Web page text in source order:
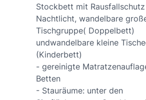
Stockbett mit
Nachtlicht, wandelbare
Tischgruppe( Doppelbett)
undwandelbare kleine
(Kinderbett)
- gereinigte
Betten
- Stauräume: unter den